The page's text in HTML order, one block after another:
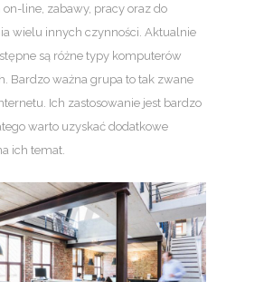
line, zabawy, pracy oraz do
wielu innych czynności. Aktualnie
są różne typy komputerów
Bardzo ważna grupa to tak zwane
Ich zastosowanie jest bardzo
warto uzyskać dodatkowe
ich temat.